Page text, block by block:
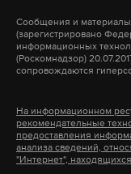
эвакуировать из
десятки тысяч
прошла 17
в течение
страны.
Сообщения и
(зарегистрировано
информационных
(Роскомнадзор)
сопровождаются
На информационном
рекомендательные
предоставления
анализа сведений,
"Интернет",